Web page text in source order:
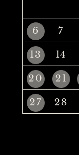
6
7
13
14
20
21
27
28